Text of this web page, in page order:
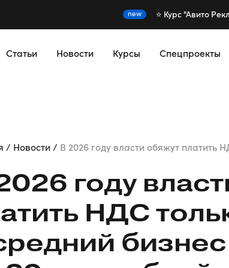
new ⭐️ Курс "Авито
Статьи Новости Курсы Спецпроекты
Новости В 2026 году власти обяжут платить
году
НДС